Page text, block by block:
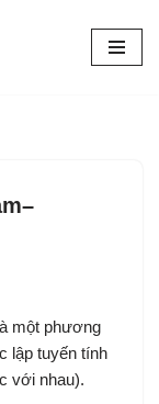
một phương
lập tuyến tính
với nhau).